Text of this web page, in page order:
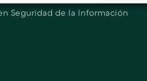
Seguridad de la Información